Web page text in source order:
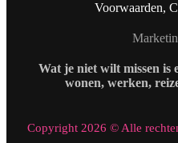
Voorwaarden,
Wat je niet wilt missen is
wonen, werken,
Copyright 2026 © Alle